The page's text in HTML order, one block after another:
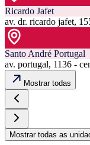
Ricardo Jafet
av. dr. ricardo jafet,
Santo André Portugal
av. portugal, 1136 -
Mostrar todas
Mostrar todas as